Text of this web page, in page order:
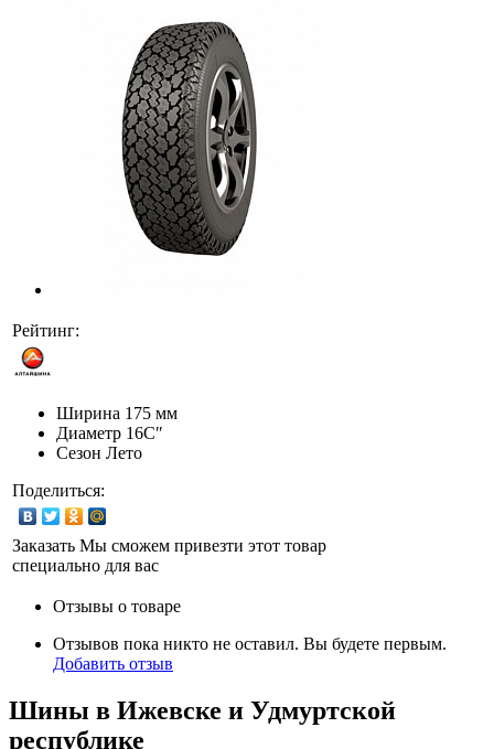
Рейтинг:
Ширина 175 мм
Диаметр 16C″
Сезон Лето
Поделиться:
Заказать Мы сможем привезти этот товар
специально для вас
Отзывы о товаре
Отзывов пока никто не оставил. Вы будете первым.
Добавить отзыв
Шины в Ижевске и Удмуртской
республике